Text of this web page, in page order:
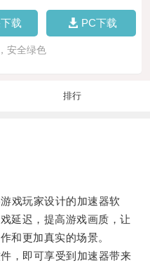
载 PC下载
安全绿色
排行
玩家设计的加速器软
延迟，提高游戏画质，让
和更加真实的场景。
即可享受到加速器带来